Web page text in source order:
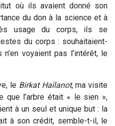
où ils avaient donné son
du don à la science et à
usage du corps, ils se
du corps : souhaitaient-
voyaient pas l’intérêt, le
le Birkat Haïlanot, ma visite
que l’arbre était « le sien »,
à un seul et unique but : la
à son crédit, semble-t-il, le